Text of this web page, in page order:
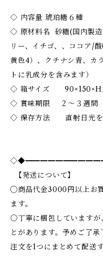
◇ 内容量 琥珀糖６種
◇ 原材料名 砂糖(国内製造
リー、イチゴ、、ココア/
黄色4）、クチナシ青、カ
トに乳成分を含みます）
◇ 箱サイズ
◇ 賞味期限 ２〜３週間
◇ 保存方法 直射日光を
【発送について】
◯商品代金3000円以上お
ます。
○丁寧に梱包していますが
とがあります。予めご了
注文を1つにまとめて配送